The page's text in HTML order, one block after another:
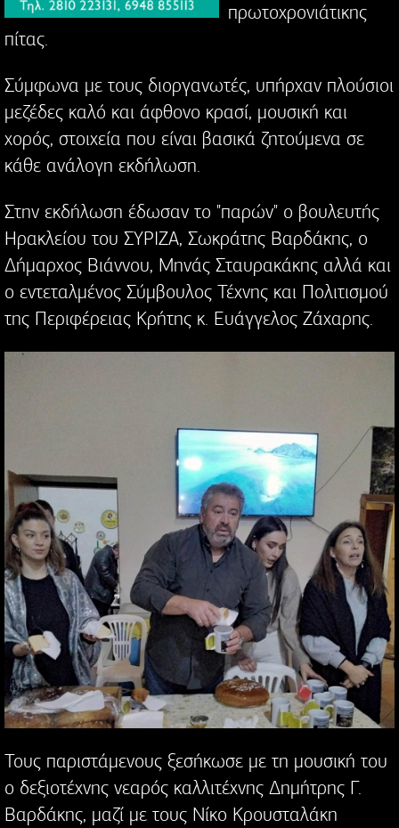
πρωτοχρονιάτικης
πίτας.
Σύμφωνα με τους διοργανωτές, υπήρχαν πλούσιοι
μεζέδες καλό και άφθονο κρασί, μουσική και
χορός, στοιχεία που είναι βασικά ζητούμενα σε
κάθε ανάλογη εκδήλωση.
Στην εκδήλωση έδωσαν το "παρών" ο βουλευτής
Ηρακλείου του ΣΥΡΙΖΑ, Σωκράτης Βαρδάκης, ο
Δήμαρχος Βιάννου, Μηνάς Σταυρακάκης αλλά και
ο εντεταλμένος Σύμβουλος Τέχνης και Πολιτισμού
της Περιφέρειας Κρήτης κ. Ευάγγελος Ζάχαρης.
Τους παριστάμενους ξεσήκωσε με τη μουσική του
ο δεξιοτέχνης νεαρός καλλιτέχνης Δημήτρης Γ.
Βαρδάκης, μαζί με τους Νίκο Κρουσταλάκη